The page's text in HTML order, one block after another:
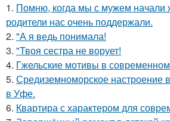
1. Помню, когда мы с мужем начали
родители нас очень поддержали.
2. "А я ведь понимала!
3. "Твоя сестра не ворует!
4. Гжельские мотивы в
5. Средиземноморское настроение
в Уфе.
6. Квартира с характером для